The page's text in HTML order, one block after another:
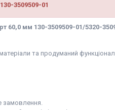
3509509-01
мм 130-3509509-01/5320-
та продуманий
замовлення.